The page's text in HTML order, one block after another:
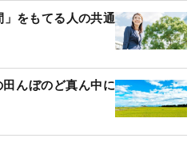
をもてる人の共通
んぼのど真ん中に